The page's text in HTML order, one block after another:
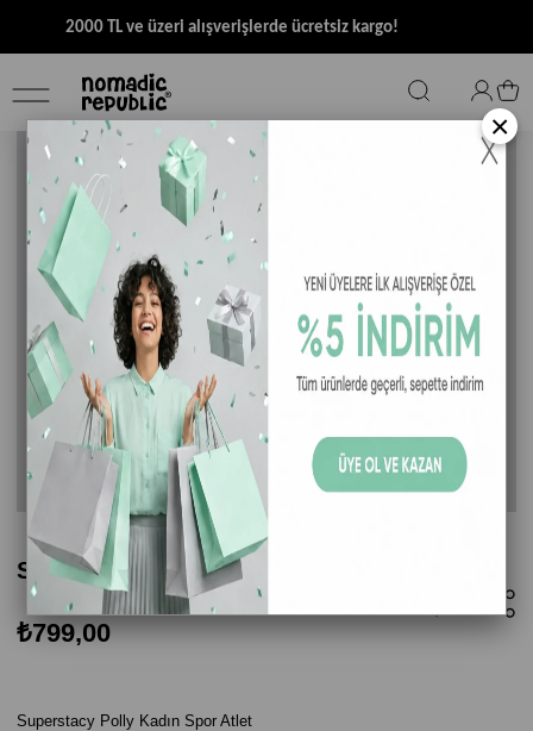
2000 TL ve üzeri alışverişlerde ücretsiz kargo!
Superstacy Polly Kadın Spor Atlet - Siyah
₺799,00
Superstacy Polly Kadın Spor Atlet
×